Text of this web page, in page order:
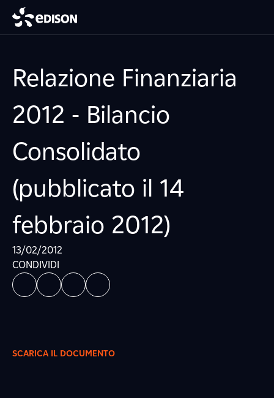
Relazione Finanziaria
2012 - Bilancio
Consolidato
(pubblicato il 14
febbraio 2012)
13/02/2012
CONDIVIDI
SCARICA IL DOCUMENTO